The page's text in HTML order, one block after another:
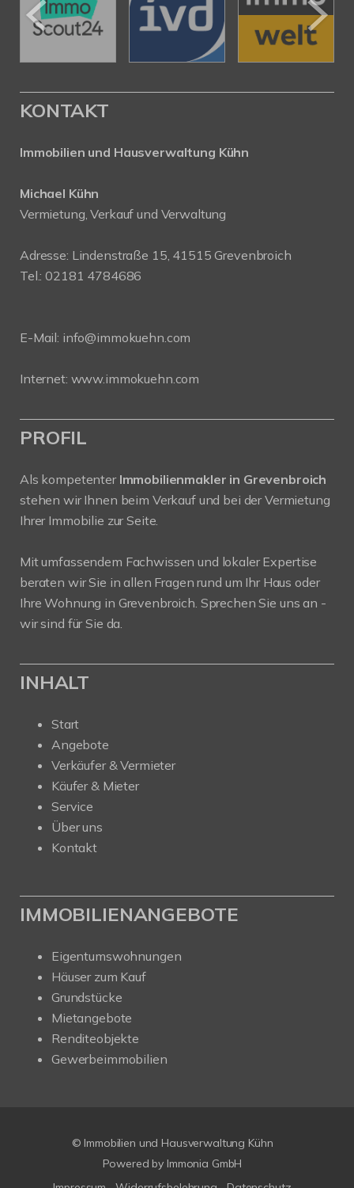
KONTAKT
Immobilien und Hausverwaltung Kühn
Michael Kühn
Vermietung, Verkauf und Verwaltung
Adresse: Lindenstraße 15, 41515 Grevenbroich
Tel.: 02181 4784686
E-Mail: info@immokuehn.com
Internet: www.immokuehn.com
PROFIL
Als kompetenter Immobilienmakler in Grevenbroich
stehen wir Ihnen beim Verkauf und bei der Vermietung
Ihrer Immobilie zur Seite.
Mit umfassendem Fachwissen und lokaler Expertise
beraten wir Sie in allen Fragen rund um Ihr Haus oder
Ihre Wohnung in Grevenbroich. Sprechen Sie uns an -
wir sind für Sie da.
INHALT
Start
Angebote
Verkäufer & Vermieter
Käufer & Mieter
Service
Über uns
Kontakt
IMMOBILIENANGEBOTE
Eigentumswohnungen
Häuser zum Kauf
Grundstücke
Mietangebote
Renditeobjekte
Gewerbeimmobilien
© Immobilien und Hausverwaltung Kühn
Powered by Immonia GmbH